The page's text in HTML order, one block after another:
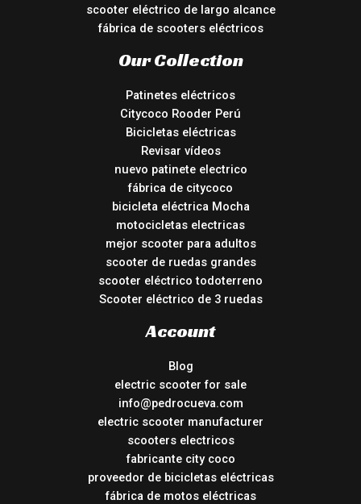
scooter eléctrico de largo alcance
fábrica de scooters eléctricos
Our Collection
Patinetes eléctricos
Citycoco Rooder Perú
Bicicletas eléctricas
Revisar vídeos
nuevo patinete electrico
fábrica de citycoco
bicicleta eléctrica Mocha
motocicletas electricas
mejor scooter para adultos
scooter de ruedas grandes
scooter eléctrico todoterreno
Scooter eléctrico de 3 ruedas
Account
Blog
electric scooter for sale
info@pedrocueva.com
electric scooter manufacturer
scooters electricos
fabricante city coco
proveedor de bicicletas eléctricas
fábrica de motos eléctricas